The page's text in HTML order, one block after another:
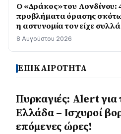
Ο «Δράκος» του Λονδίνου:
προβλήματα όρασης
η αστυνομία τον είχε
ελεύθερο
8 Αυγούστου 2026
ΕΠΙΚΑΙΡΟΤΗΤΑ
Πυρκαγιές: Alert για
Ελλάδα – Ισχυροί
επόμενες ώρες!